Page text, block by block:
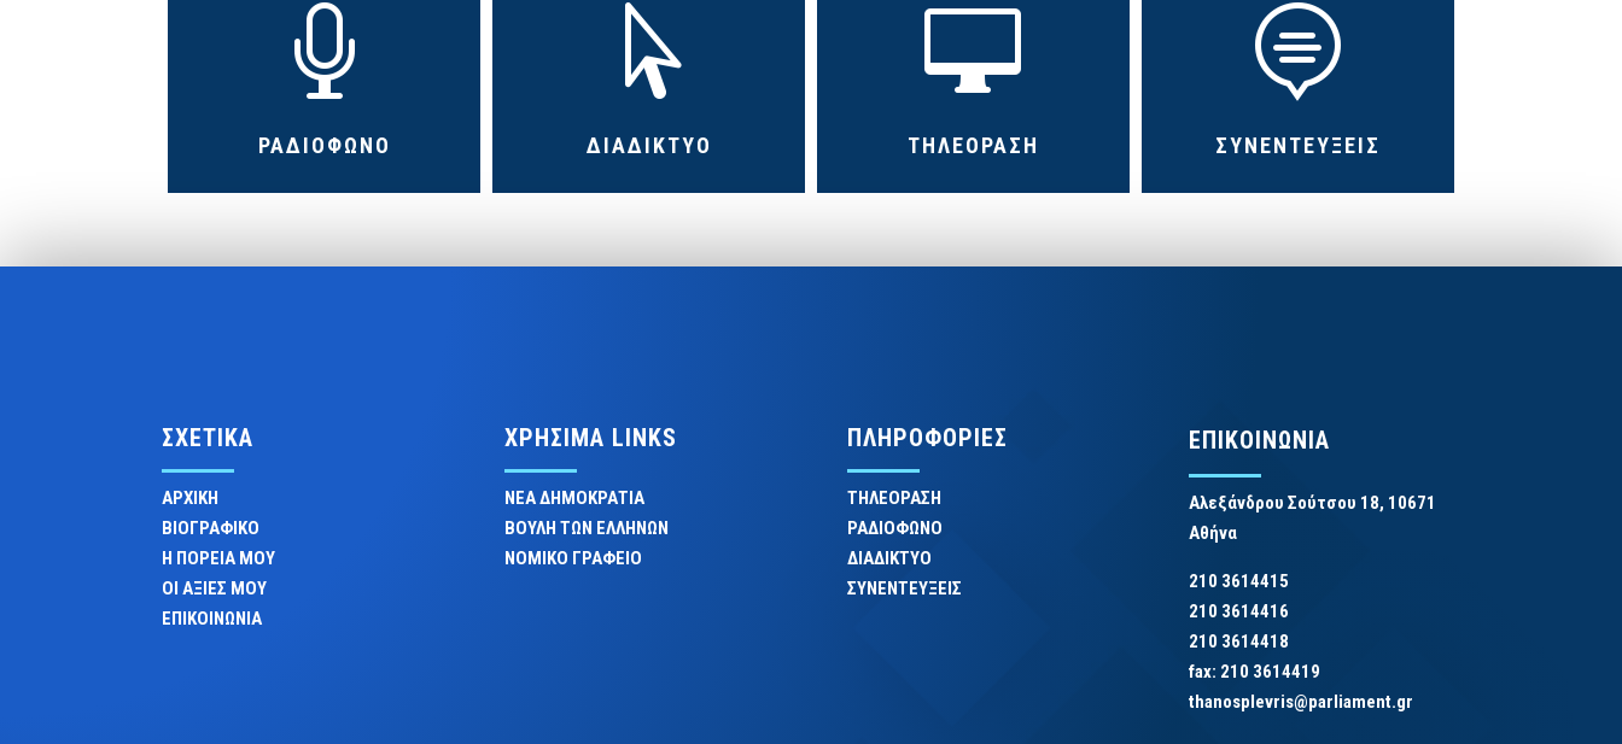

ΡΑΔΙΟΦΩΝΟ

ΔΙΑΔΙΚΤΥΟ

ΤΗΛΕΟΡΑΣΗ

ΣΥΝΕΝΤΕΥΞΕΙΣ
ΣΧΕΤΙΚΑ
ΑΡΧΙΚΗ
ΒΙΟΓΡΑΦΙΚΟ
Η ΠΟΡΕΙΑ ΜΟΥ
ΟΙ ΑΞΙΕΣ ΜΟΥ
ΕΠΙΚΟΙΝΩΝΙΑ
ΧΡΗΣΙΜΑ LINKS
ΝΕΑ ΔΗΜΟΚΡΑΤΙΑ
ΒΟΥΛΗ ΤΩΝ ΕΛΛΗΝΩΝ
ΝΟΜΙΚΟ ΓΡΑΦΕΙΟ
ΠΛΗΡΟΦΟΡΙΕΣ
ΤΗΛΕΟΡΑΣΗ
ΡΑΔΙΟΦΩΝΟ
ΔΙΑΔΙΚΤΥΟ
ΣΥΝΕΝΤΕΥΞΕΙΣ
ΕΠΙΚΟΙΝΩΝΙΑ
Αλεξάνδρου Σούτσου 18, 10671
Αθήνα
210 3614415
210 3614416
210 3614418
fax: 210 3614419
thanosplevris@parliament.gr